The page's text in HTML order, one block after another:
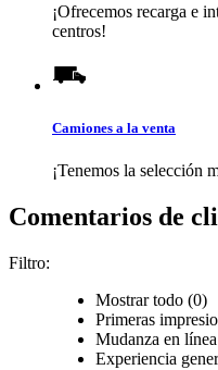
¡Ofrecemos recarga e
centros!
Camiones a la venta
¡Tenemos la selección
Comentarios de
Filtro:
Mostrar todo (0)
Primeras
Mudanza en
Experiencia